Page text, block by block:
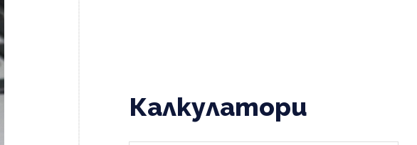
Калкулатори